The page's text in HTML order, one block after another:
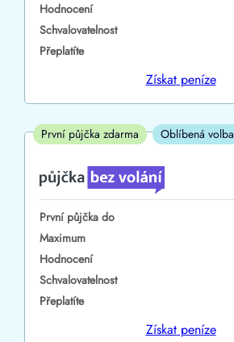
ano
ne
ano
ne
V exekuci
ano
ne
Po insolvenci
ano
ne
Hodnocení
Schvalovatelnost
Přeplatíte
Získatpeníze
První půjčka zdarma Oblíbená volba
První půjčka do
Maximum
Hodnocení
Schvalovatelnost
Přeplatíte
Získatpeníze